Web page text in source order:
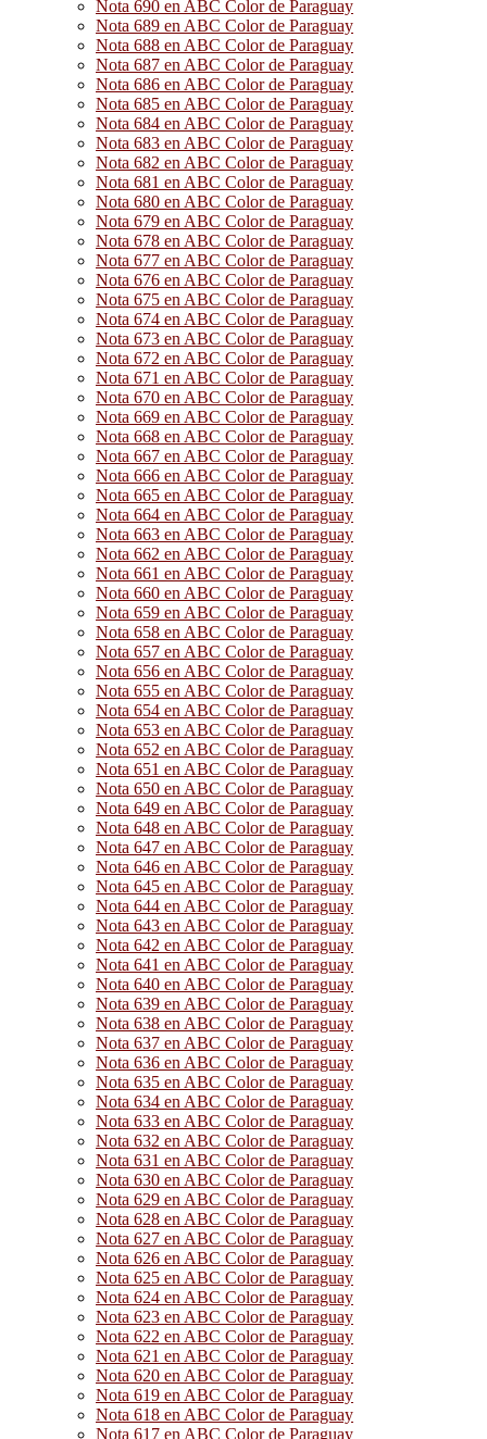
Nota 690 en ABC Color de Paraguay
Nota 689 en ABC Color de Paraguay
Nota 688 en ABC Color de Paraguay
Nota 687 en ABC Color de Paraguay
Nota 686 en ABC Color de Paraguay
Nota 685 en ABC Color de Paraguay
Nota 684 en ABC Color de Paraguay
Nota 683 en ABC Color de Paraguay
Nota 682 en ABC Color de Paraguay
Nota 681 en ABC Color de Paraguay
Nota 680 en ABC Color de Paraguay
Nota 679 en ABC Color de Paraguay
Nota 678 en ABC Color de Paraguay
Nota 677 en ABC Color de Paraguay
Nota 676 en ABC Color de Paraguay
Nota 675 en ABC Color de Paraguay
Nota 674 en ABC Color de Paraguay
Nota 673 en ABC Color de Paraguay
Nota 672 en ABC Color de Paraguay
Nota 671 en ABC Color de Paraguay
Nota 670 en ABC Color de Paraguay
Nota 669 en ABC Color de Paraguay
Nota 668 en ABC Color de Paraguay
Nota 667 en ABC Color de Paraguay
Nota 666 en ABC Color de Paraguay
Nota 665 en ABC Color de Paraguay
Nota 664 en ABC Color de Paraguay
Nota 663 en ABC Color de Paraguay
Nota 662 en ABC Color de Paraguay
Nota 661 en ABC Color de Paraguay
Nota 660 en ABC Color de Paraguay
Nota 659 en ABC Color de Paraguay
Nota 658 en ABC Color de Paraguay
Nota 657 en ABC Color de Paraguay
Nota 656 en ABC Color de Paraguay
Nota 655 en ABC Color de Paraguay
Nota 654 en ABC Color de Paraguay
Nota 653 en ABC Color de Paraguay
Nota 652 en ABC Color de Paraguay
Nota 651 en ABC Color de Paraguay
Nota 650 en ABC Color de Paraguay
Nota 649 en ABC Color de Paraguay
Nota 648 en ABC Color de Paraguay
Nota 647 en ABC Color de Paraguay
Nota 646 en ABC Color de Paraguay
Nota 645 en ABC Color de Paraguay
Nota 644 en ABC Color de Paraguay
Nota 643 en ABC Color de Paraguay
Nota 642 en ABC Color de Paraguay
Nota 641 en ABC Color de Paraguay
Nota 640 en ABC Color de Paraguay
Nota 639 en ABC Color de Paraguay
Nota 638 en ABC Color de Paraguay
Nota 637 en ABC Color de Paraguay
Nota 636 en ABC Color de Paraguay
Nota 635 en ABC Color de Paraguay
Nota 634 en ABC Color de Paraguay
Nota 633 en ABC Color de Paraguay
Nota 632 en ABC Color de Paraguay
Nota 631 en ABC Color de Paraguay
Nota 630 en ABC Color de Paraguay
Nota 629 en ABC Color de Paraguay
Nota 628 en ABC Color de Paraguay
Nota 627 en ABC Color de Paraguay
Nota 626 en ABC Color de Paraguay
Nota 625 en ABC Color de Paraguay
Nota 624 en ABC Color de Paraguay
Nota 623 en ABC Color de Paraguay
Nota 622 en ABC Color de Paraguay
Nota 621 en ABC Color de Paraguay
Nota 620 en ABC Color de Paraguay
Nota 619 en ABC Color de Paraguay
Nota 618 en ABC Color de Paraguay
Nota 617 en ABC Color de Paraguay